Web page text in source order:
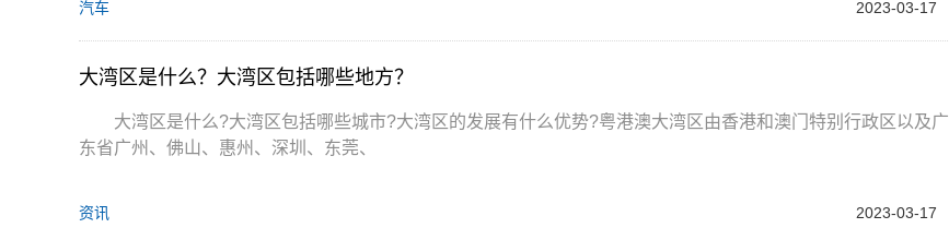
汽车 2023-03-17
大湾区是什么？大湾区包括哪些地方？
大湾区是什么?大湾区包括哪些城市?大湾区的发展有什么优势?粤港澳大湾区由香港和澳门特别行政区以及广
东省广州、佛山、惠州、深圳、东莞、
资讯 2023-03-17